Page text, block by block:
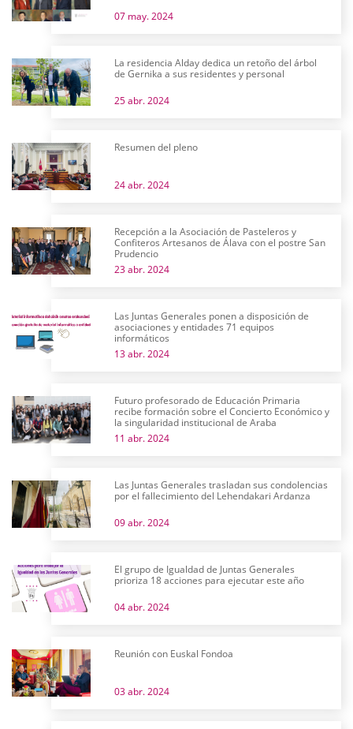
07 may. 2024
La residencia Alday dedica un retoño del árbol
de Gernika a sus residentes y personal
25 abr. 2024
Resumen del pleno
24 abr. 2024
Recepción a la Asociación de Pasteleros y
Confiteros Artesanos de Álava con el postre San
Prudencio
23 abr. 2024
Las Juntas Generales ponen a disposición de
asociaciones y entidades 71 equipos
informáticos
13 abr. 2024
Futuro profesorado de Educación Primaria
recibe formación sobre el Concierto Económico y
la singularidad institucional de Araba
11 abr. 2024
Las Juntas Generales trasladan sus condolencias
por el fallecimiento del Lehendakari Ardanza
09 abr. 2024
El grupo de Igualdad de Juntas Generales
prioriza 18 acciones para ejecutar este año
04 abr. 2024
Reunión con Euskal Fondoa
03 abr. 2024